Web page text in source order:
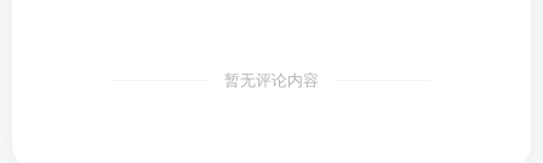
暂无评论内容